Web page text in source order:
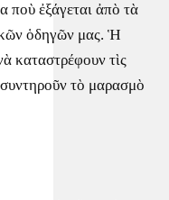
ποὺ ἐξάγεται ἀπὸ τὰ
ὁδηγῶν μας. Ἡ
καταστρέφουν τὶς
τὸ μαρασμὸ